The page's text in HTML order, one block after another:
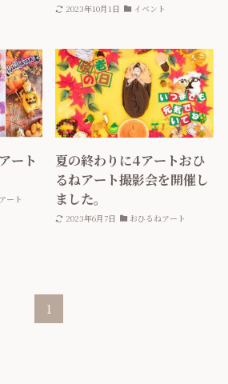
2023年10月1日 イベント
ート
ート
夏の終わりに4アートおひ
るねアート撮影会を開催し
ました。
2023年6月7日 おひるねアート
1